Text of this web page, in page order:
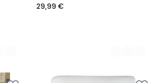
29,99 €